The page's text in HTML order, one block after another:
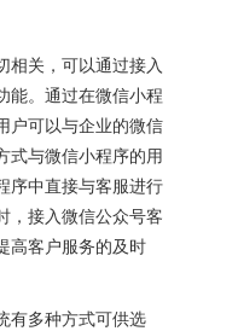
关，可以通过接入
能。通过在微信小程
户可以与企业的微信
式与微信小程序的用
序中直接与客服进行
，接入微信公众号客
高客户服务的及时
多种方式可供选